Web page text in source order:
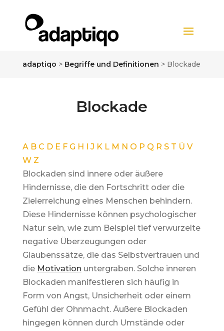
adaptiqo > Begriffe und Definitionen > Blockade
Blockade
A B C D E F G H I J K L M N O P Q R S T Ü V
W Z
Blockaden sind innere oder äußere
Hindernisse, die den Fortschritt oder die
Zielerreichung eines Menschen behindern.
Diese Hindernisse können psychologischer
Natur sein, wie zum Beispiel tief verwurzelte
negative Überzeugungen oder
Glaubenssätze, die das Selbstvertrauen und
die Motivation untergraben. Solche inneren
Blockaden manifestieren sich häufig in
Form von Angst, Unsicherheit oder einem
Gefühl der Ohnmacht. Äußere Blockaden
hingegen können durch Umstände oder